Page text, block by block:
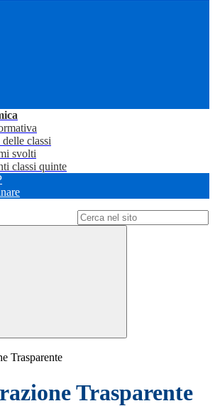
classi
svolti
classi quinte
Trasparente
Trasparente